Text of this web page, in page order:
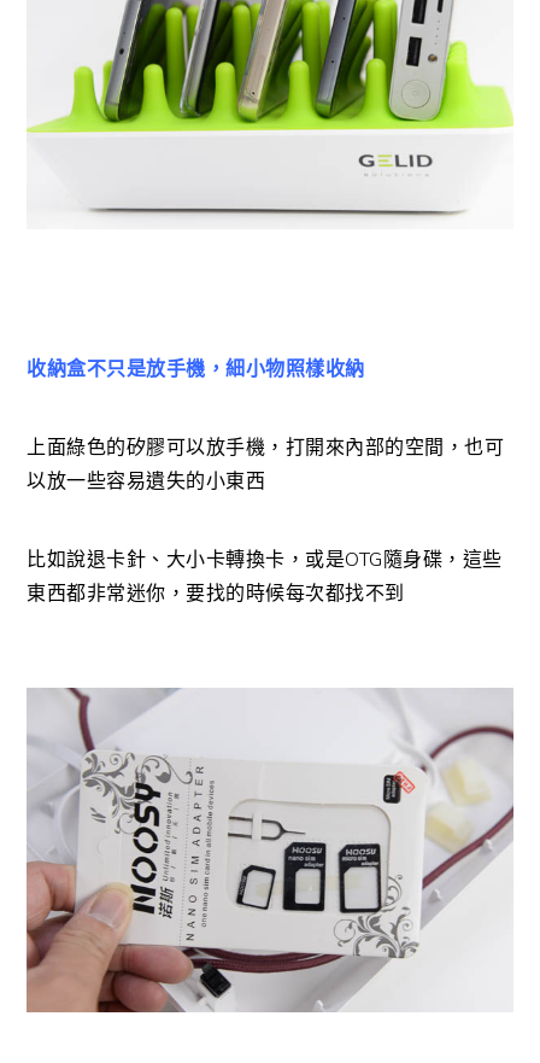
收納盒不只是放手機，細小物照樣收納
上面綠色的矽膠可以放手機，打開來內部的空間，也可
以放一些容易遺失的小東西
比如說退卡針、大小卡轉換卡，或是OTG隨身碟，這些
東西都非常迷你，要找的時候每次都找不到